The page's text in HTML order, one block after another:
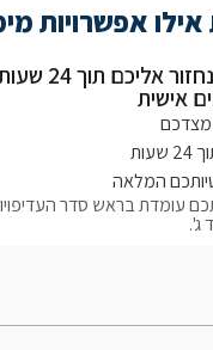
מימון
השאירו פרטים ונחזור אליכם תוך 24
בראש סדר העדיפויות שלנו